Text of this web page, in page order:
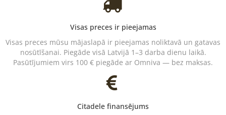
Visas preces ir pieejamas
Visas preces mūsu mājaslapā ir pieejamas noliktavā un gatavas
nosūtīšanai. Piegāde visā Latvijā 1–3 darba dienu laikā.
Pasūtījumiem virs 100 € piegāde ar Omniva — bez maksas.
Citadele finansējums